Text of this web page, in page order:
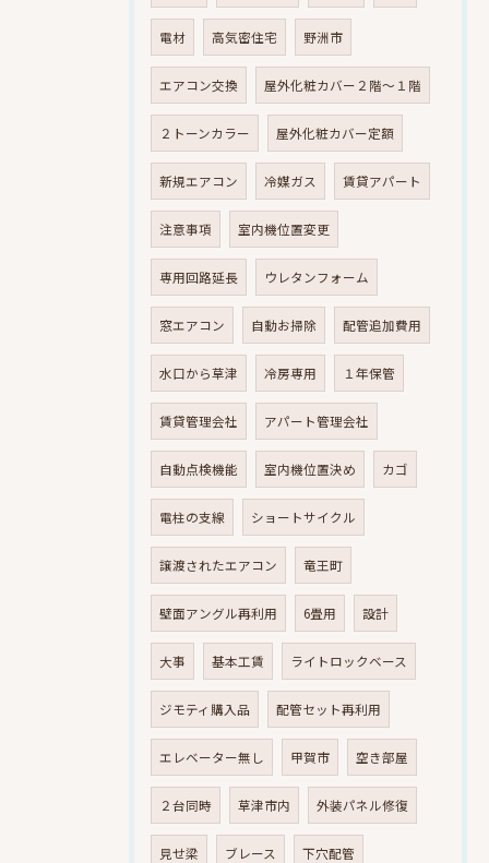
電材 高気密住宅 野洲市
エアコン交換 屋外化粧カバー２階～１階
２トーンカラー 屋外化粧カバー定額
新規エアコン 冷媒ガス 賃貸アパート
注意事項 室内機位置変更
専用回路延長 ウレタンフォーム
窓エアコン 自動お掃除 配管追加費用
水口から草津 冷房専用 １年保管
賃貸管理会社 アパート管理会社
自動点検機能 室内機位置決め カゴ
電柱の支線 ショートサイクル
譲渡されたエアコン 竜王町
壁面アングル再利用 6畳用 設計
大事 基本工賃 ライトロックベース
ジモティ購入品 配管セット再利用
エレベーター無し 甲賀市 空き部屋
２台同時 草津市内 外装パネル修復
見せ梁 ブレース 下穴配管